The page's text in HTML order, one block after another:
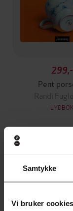
Samtykke
Vi bruker cookies
299,-
Pent
Randi
LYDBOK
Andre har